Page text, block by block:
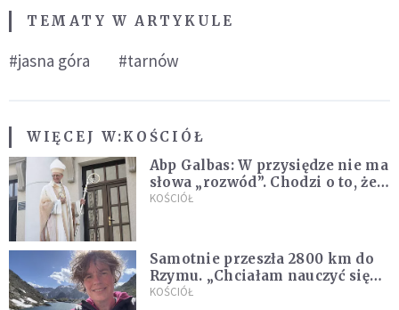
TEMATY W ARTYKULE
#jasna góra #tarnów
WIĘCEJ W:KOŚCIÓŁ
Abp Galbas: W przysiędze nie ma
słowa „rozwód”. Chodzi o to, że
„cię nie opuszczę”
KOŚCIÓŁ
Samotnie przeszła 2800 km do
Rzymu. „Chciałam nauczyć się
ufać Bogu”
KOŚCIÓŁ